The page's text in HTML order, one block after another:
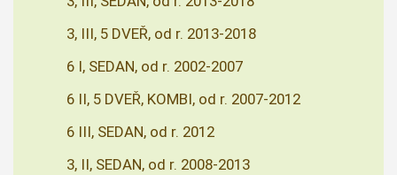
3, III, 5 DVEŘ, od r. 2013-2018
6 I, SEDAN, od r. 2002-2007
6 II, 5 DVEŘ, KOMBI, od r. 2007-2012
6 III, SEDAN, od r. 2012
3, II, SEDAN, od r. 2008-2013